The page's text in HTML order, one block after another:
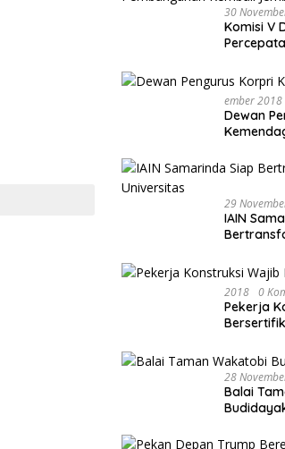
30
Komisi V
PALU
Ember 2018
Dewan
29
IAIN
2018
0
Pekerja
28
Balai